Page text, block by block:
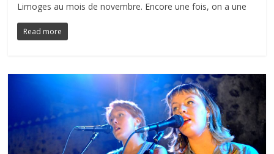
Limoges au mois de novembre. Encore une fois, on a une
Read more